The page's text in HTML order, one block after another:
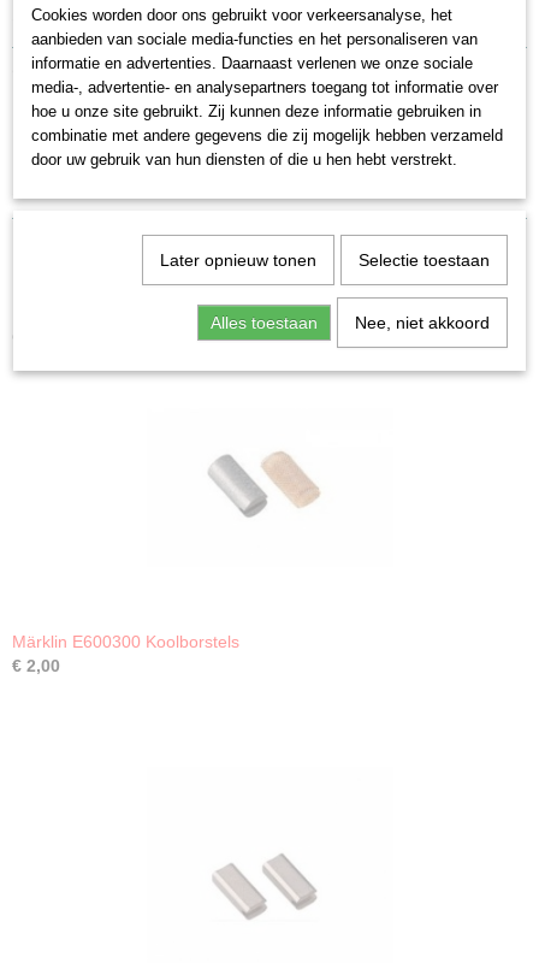
Specificaties
EAN code
4031111105069
Productcode leverancier
Märklin E326760
Schaal
Omschrijving
Märklin E326760 Massa contacten 5
Märklin E600300 Koolborstels
€ 2,00
Cookies worden door ons gebruikt voor verkeersanalyse, het
aanbieden van sociale media-functies en het personaliseren van
informatie en advertenties. Daarnaast verlenen we onze sociale
media-, advertentie- en analysepartners toegang tot informatie over
hoe u onze site gebruikt. Zij kunnen deze informatie gebruiken in
combinatie met andere gegevens die zij mogelijk hebben verzameld
door uw gebruik van hun diensten of die u hen hebt verstrekt.
Later opnieuw tonen Selectie toestaan
Alles toestaan Nee, niet akkoord